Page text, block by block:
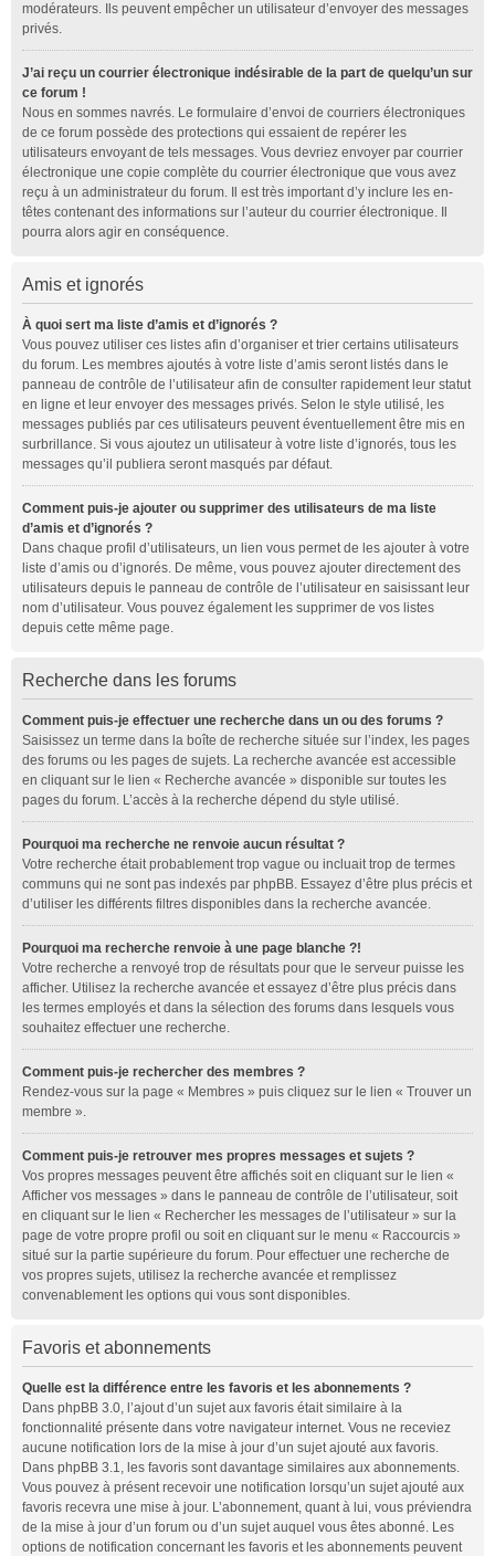
modérateurs. Ils peuvent empêcher un utilisateur d’envoyer des messages
privés.
J’ai reçu un courrier électronique indésirable de la part de quelqu’un sur
ce forum !
Nous en sommes navrés. Le formulaire d’envoi de courriers électroniques
de ce forum possède des protections qui essaient de repérer les
utilisateurs envoyant de tels messages. Vous devriez envoyer par courrier
électronique une copie complète du courrier électronique que vous avez
reçu à un administrateur du forum. Il est très important d’y inclure les en-
têtes contenant des informations sur l’auteur du courrier électronique. Il
pourra alors agir en conséquence.
Amis et ignorés
À quoi sert ma liste d’amis et d’ignorés ?
Vous pouvez utiliser ces listes afin d’organiser et trier certains utilisateurs
du forum. Les membres ajoutés à votre liste d’amis seront listés dans le
panneau de contrôle de l’utilisateur afin de consulter rapidement leur statut
en ligne et leur envoyer des messages privés. Selon le style utilisé, les
messages publiés par ces utilisateurs peuvent éventuellement être mis en
surbrillance. Si vous ajoutez un utilisateur à votre liste d’ignorés, tous les
messages qu’il publiera seront masqués par défaut.
Comment puis-je ajouter ou supprimer des utilisateurs de ma liste
d’amis et d’ignorés ?
Dans chaque profil d’utilisateurs, un lien vous permet de les ajouter à votre
liste d’amis ou d’ignorés. De même, vous pouvez ajouter directement des
utilisateurs depuis le panneau de contrôle de l’utilisateur en saisissant leur
nom d’utilisateur. Vous pouvez également les supprimer de vos listes
depuis cette même page.
Recherche dans les forums
Comment puis-je effectuer une recherche dans un ou des forums ?
Saisissez un terme dans la boîte de recherche située sur l’index, les pages
des forums ou les pages de sujets. La recherche avancée est accessible
en cliquant sur le lien « Recherche avancée » disponible sur toutes les
pages du forum. L’accès à la recherche dépend du style utilisé.
Pourquoi ma recherche ne renvoie aucun résultat ?
Votre recherche était probablement trop vague ou incluait trop de termes
communs qui ne sont pas indexés par phpBB. Essayez d’être plus précis et
d’utiliser les différents filtres disponibles dans la recherche avancée.
Pourquoi ma recherche renvoie à une page blanche ?!
Votre recherche a renvoyé trop de résultats pour que le serveur puisse les
afficher. Utilisez la recherche avancée et essayez d’être plus précis dans
les termes employés et dans la sélection des forums dans lesquels vous
souhaitez effectuer une recherche.
Comment puis-je rechercher des membres ?
Rendez-vous sur la page « Membres » puis cliquez sur le lien « Trouver un
membre ».
Comment puis-je retrouver mes propres messages et sujets ?
Vos propres messages peuvent être affichés soit en cliquant sur le lien «
Afficher vos messages » dans le panneau de contrôle de l’utilisateur, soit
en cliquant sur le lien « Rechercher les messages de l’utilisateur » sur la
page de votre propre profil ou soit en cliquant sur le menu « Raccourcis »
situé sur la partie supérieure du forum. Pour effectuer une recherche de
vos propres sujets, utilisez la recherche avancée et remplissez
convenablement les options qui vous sont disponibles.
Favoris et abonnements
Quelle est la différence entre les favoris et les abonnements ?
Dans phpBB 3.0, l’ajout d’un sujet aux favoris était similaire à la
fonctionnalité présente dans votre navigateur internet. Vous ne receviez
aucune notification lors de la mise à jour d’un sujet ajouté aux favoris.
Dans phpBB 3.1, les favoris sont davantage similaires aux abonnements.
Vous pouvez à présent recevoir une notification lorsqu’un sujet ajouté aux
favoris recevra une mise à jour. L’abonnement, quant à lui, vous préviendra
de la mise à jour d’un forum ou d’un sujet auquel vous êtes abonné. Les
options de notification concernant les favoris et les abonnements peuvent